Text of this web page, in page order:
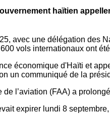
haïtien
avec une délégation des
vols internationaux ont
économique d'Haïti et
un communiqué de la
l’aviation (FAA) a
expirer lundi 8